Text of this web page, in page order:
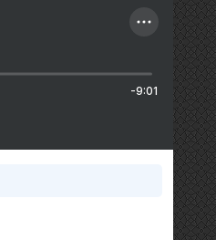
-9:01